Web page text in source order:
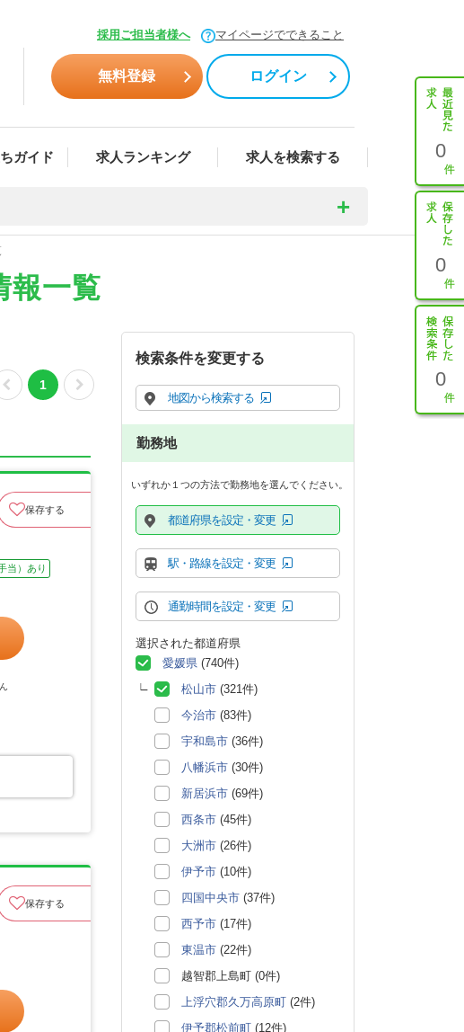
採用ご担当者様へ マイページでできること
無料登録 ログイン
ガイド 求人ランキング 求人を検索する 0
0
0
報一覧
1
保存する
当）あり
保存する
検索条件を変更する
地図から検索する
勤務地
いずれか１つの方法で勤務地を選んでください。
都道府県を設定・変更
駅・路線を設定・変更
通勤時間を設定・変更
選択された都道府県
愛媛県 (740件)
松山市 (321件)
今治市 (83件)
宇和島市 (36件)
八幡浜市 (30件)
新居浜市 (69件)
西条市 (45件)
大洲市 (26件)
伊予市 (10件)
四国中央市 (37件)
西予市 (17件)
東温市 (22件)
越智郡上島町 (0件)
上浮穴郡久万高原町 (2件)
伊予郡松前町 (12件)